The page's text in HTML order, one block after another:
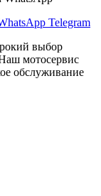
Telegram
выбор
мотосервис
обслуживание